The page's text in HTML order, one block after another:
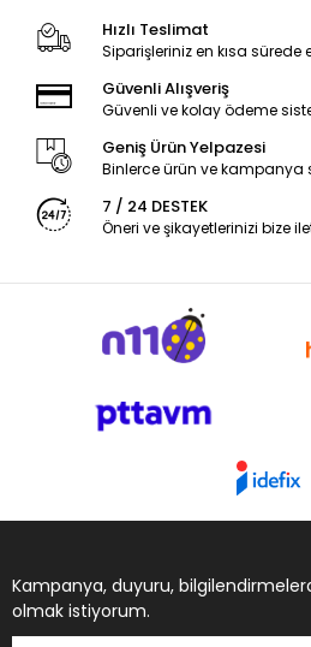
Hızlı Teslimat
Siparişleriniz en kısa sürede
Güvenli Alışveriş
Güvenli ve kolay ödeme
Geniş Ürün Yelpazesi
Binlerce ürün ve kampanya
7 / 24 DESTEK
Öneri ve şikayetlerinizi bize
Kampanya, duyuru,
olmak istiyorum.